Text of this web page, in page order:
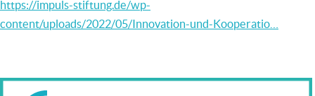
https://impuls-stiftung.de/wp-
content/uploads/2022/05/Innovation-und-Kooperatio…